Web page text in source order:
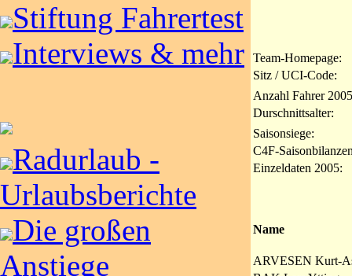
Stiftung Fahrertest
Interviews & mehr
Radurlaub -
Urlaubsberichte
Die großen
Anstiege
Team-Homepage:
Sitz / UCI-Code:
Anzahl Fahrer
Durschnittsalter:
Saisonsiege:
C4F-
Einzeldaten 2005:
Name
ARVESEN Kurt-